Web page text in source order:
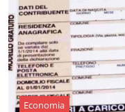
Economia